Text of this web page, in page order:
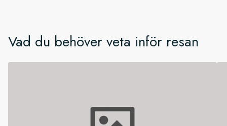
Vad du behöver veta inför resan